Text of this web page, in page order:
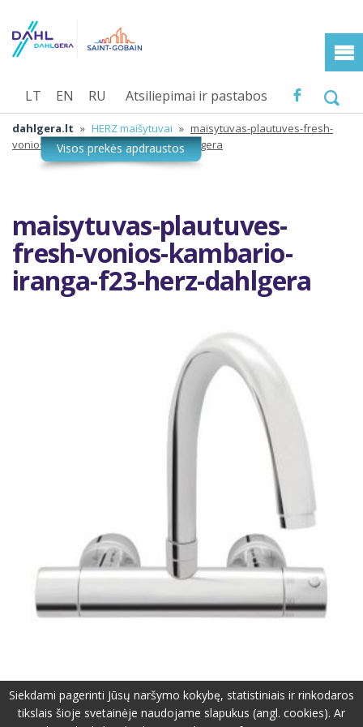
Atsiliepimai ir pastabos
LT EN RU
dahlgera.lt » HERZ maišytuvai » maisytuvas-plautuves-fresh-
vonios-kambario-iranga-f23-herz-dahlgera
maisytuvas-plautuves-
fresh-vonios-kambario-
iranga-f23-herz-dahlgera
Siekdami pagerinti Jūsų naršymo kokybę, statistiniais ir rinkodaros
tikslais šioje svetainėje naudojame slapukus (angl. cookies). Ar